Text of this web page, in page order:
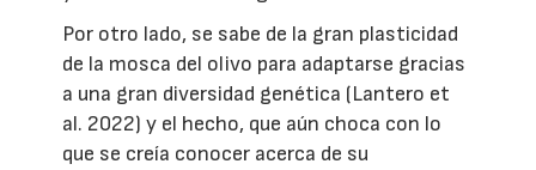
Por otro lado, se sabe de la gran plasticidad
de la mosca del olivo para adaptarse gracias
a una gran diversidad genética (Lantero et
al. 2022) y el hecho, que aún choca con lo
que se creía conocer acerca de su